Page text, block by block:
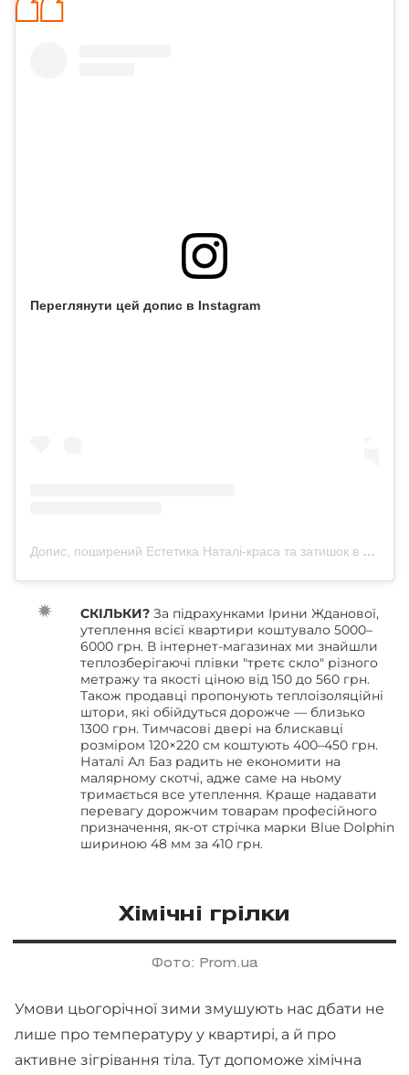
Переглянути цей допис в Instagram
Допис, поширений Естетика Наталі-краса та затишок в оселі та житті (@khutoraesthetic)
СКІЛЬКИ? За підрахунками Ірини Жданової,
утеплення всієї квартири коштувало 5000–
6000 грн. В інтернет-магазинах ми знайшли
теплозберігаючі плівки "третє скло" різного
метражу та якості ціною від 150 до 560 грн.
Також продавці пропонують теплоізоляційні
штори, які обійдуться дорожче — близько
1300 грн. Тимчасові двері на блискавці
розміром 120×220 см коштують 400–450 грн.
Наталі Ал Баз радить не економити на
малярному скотчі, адже саме на ньому
тримається все утеплення. Краще надавати
перевагу дорожчим товарам професійного
призначення, як-от стрічка марки Blue Dolphin
шириною 48 мм за 410 грн.
Хімічні грілки
Фото: Prom.ua
Умови цьогорічної зими змушують нас дбати не
лише про температуру у квартирі, а й про
активне зігрівання тіла. Тут допоможе хімічна